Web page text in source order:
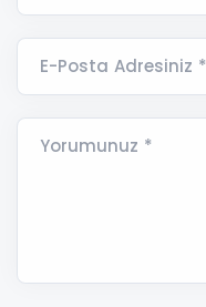
E-Posta Adresiniz *
Yorumunuz *